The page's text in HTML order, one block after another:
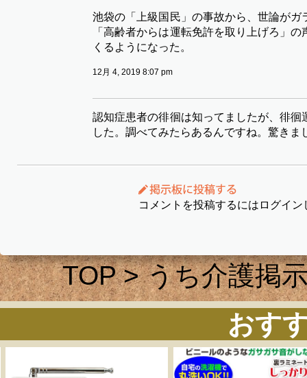
池袋の「上級国民」の事故から、世論がガ
「高齢者からは運転免許を取り上げろ」
くるようになった。
12月 4, 2019 8:07 pm
認知症患者の徘徊は知ってましたが、徘徊
した。調べてみたらあるんですね。驚きま
コメントを投稿するにはログイン
TOP>うち介護掲
おす